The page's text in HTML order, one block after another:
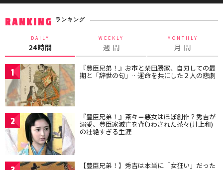
RANKING ランキング
DAILY
24時間
WEEKLY
週 間
MONTHLY
月 間
1 『豊臣兄弟！』お市と柴田勝家、自刃しての最
期と「辞世の句」…運命を共にした２人の悲劇
2 『豊臣兄弟！』茶々＝悪女はほぼ創作？秀吉が
溺愛、豊臣家滅亡を背負わされた茶々(井上和)
の壮絶すぎる生涯
【豊臣兄弟！】秀吉は本当に「女狂い」だった